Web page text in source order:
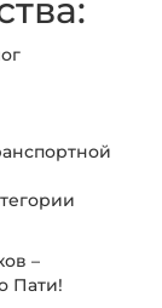
–
Пати!